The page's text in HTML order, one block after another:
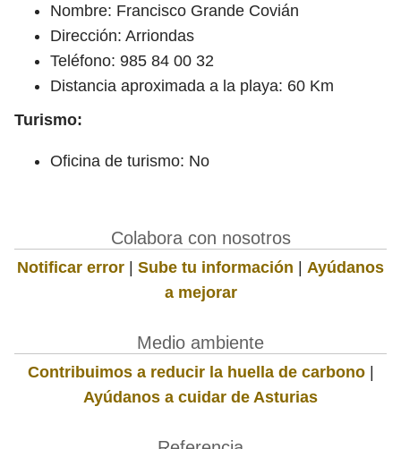
Nombre: Francisco Grande Covián
Dirección: Arriondas
Teléfono: 985 84 00 32
Distancia aproximada a la playa: 60 Km
Turismo:
Oficina de turismo: No
Colabora con nosotros
Notificar error | Sube tu información | Ayúdanos
a mejorar
Medio ambiente
Contribuimos a reducir la huella de carbono|
Ayúdanos a cuidar de Asturias